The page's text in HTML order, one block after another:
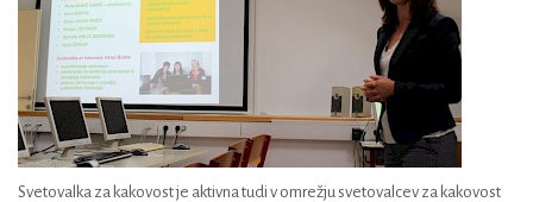
Svetovalka za kakovost je aktivna tudi v omrežju svetovalcev za kakovost